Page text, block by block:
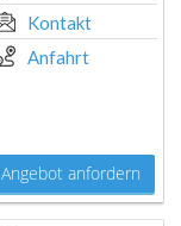
Kontakt
Anfahrt
Angebot anfordern